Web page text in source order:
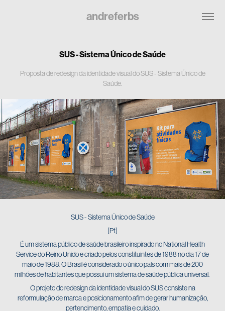
andreferbs
SUS - Sistema Único de Saúde
Proposta de redesign da identidade visual do SUS - Sistema Único de
Saúde.
SUS - Sistema Único de Saúde
[Pt]
É um sistema público de saúde brasileiro inspirado no National Health
Service do Reino Unido e criado pelos constituintes de 1988 no dia 17 de
maio de 1988. O Brasil é considerado o único país com mais de 200
milhões de habitantes que possui um sistema de saúde pública universal.
O projeto do redesign da identidade visual do SUS consiste na
reformulação de marca e posicionamento afim de gerar humanização,
pertencimento, empatia e cuidado.